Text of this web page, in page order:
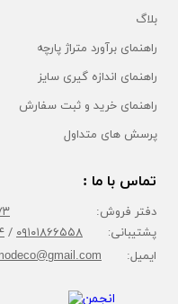
بلاگ
راهنمای برآورد متراژ پارچه
راهنمای اندازه گیری سایز
راهنمای خرید و ثبت سفارش
پرسش های متداول
تماس با ما :
دفتر فروش:
پشتیبانی: ۰۹۱۰۱۸۶۶۵۵۸/
ایمیل: